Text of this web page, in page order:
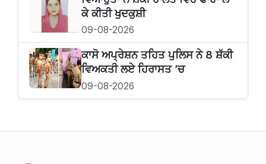
ਕੇ ਕੀਤੀ ਖੁਦਕੁਸ਼ੀ
09-08-2026
ਕਾਸੋ ਅਪ੍ਰੇਸ਼ਨ ਤਹਿਤ ਪੁਲਿਸ ਨੇ 8 ਸ਼ੱਕੀ
ਵਿਅਕਤੀ ਲਏ ਹਿਰਾਸਤ ’ਚ
09-08-2026